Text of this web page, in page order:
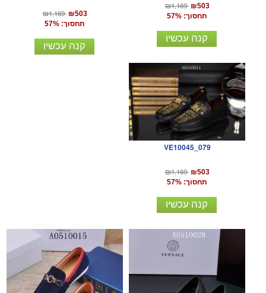
₪1,169 ₪503
תחסוך: 57%
קנה עכשיו
₪1,169 ₪503
תחסוך: 57%
קנה עכשיו
VE10045_079
₪1,169 ₪503
תחסוך: 57%
קנה עכשיו